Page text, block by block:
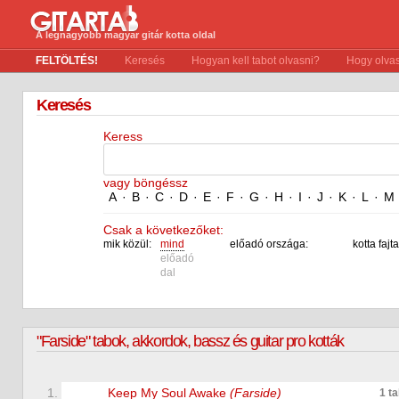
A legnagyobb magyar gitár kotta oldal
FELTÖLTÉS! Keresés Hogyan kell tabot olvasni? Hogy
Keresés
Keress
vagy böngéssz
A · B · C · D · E · F · G · H · I · J · K · L · M
Csak a következőket:
mik közül:
mind
előadó
dal
előadó országa: kotta
"Farside" tabok, akkordok, bassz és guitar pro kották
1. Keep My Soul Awake (Farside) 1